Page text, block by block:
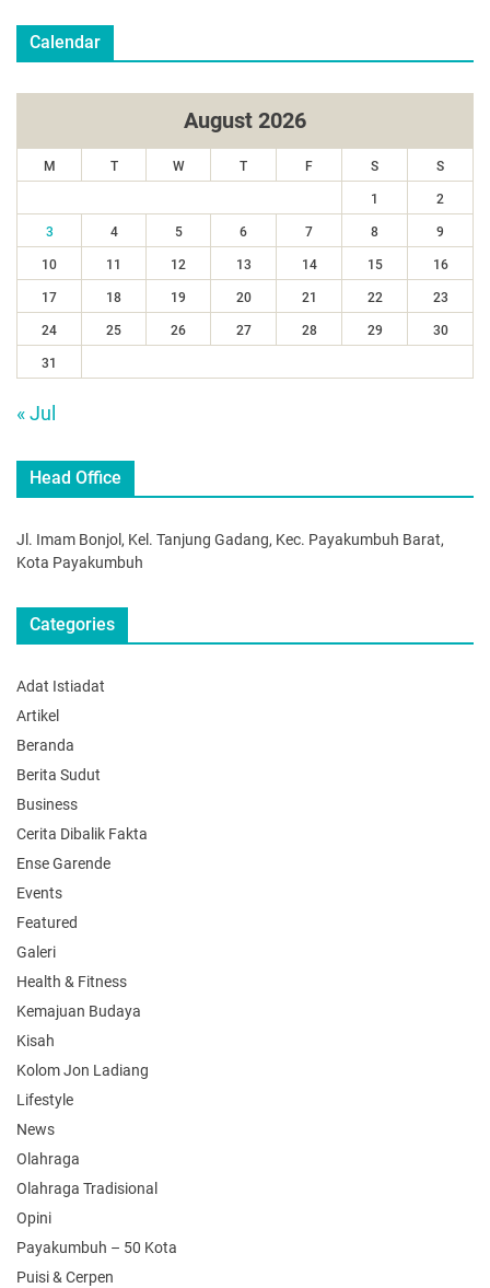
Calendar
August 2026
M T W T F S S
1 2
3 4 5 6 7 8 9
10 11 12 13 14 15 16
17 18 19 20 21 22 23
24 25 26 27 28 29 30
31
« Jul
Head Office
Jl. Imam Bonjol, Kel. Tanjung Gadang, Kec. Payakumbuh Barat,
Kota Payakumbuh
Categories
Adat Istiadat
Artikel
Beranda
Berita Sudut
Business
Cerita Dibalik Fakta
Ense Garende
Events
Featured
Galeri
Health & Fitness
Kemajuan Budaya
Kisah
Kolom Jon Ladiang
Lifestyle
News
Olahraga
Olahraga Tradisional
Opini
Payakumbuh – 50 Kota
Puisi & Cerpen